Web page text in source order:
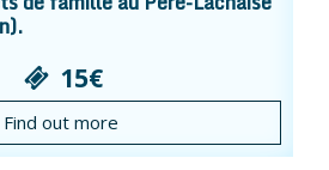
15€
Find out more